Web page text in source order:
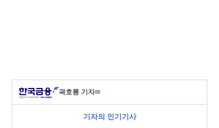
곽호룡 기자✉
기자의 인기기사